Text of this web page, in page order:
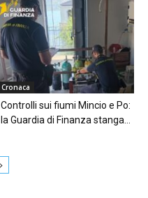
Cronaca
Controlli sui fiumi Mincio e Po:
la Guardia di Finanza stanga...